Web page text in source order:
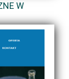
W